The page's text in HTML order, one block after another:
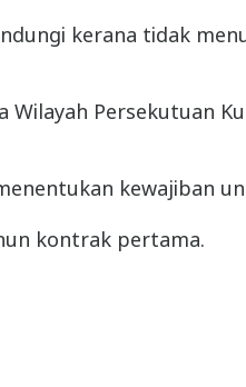
kerana tidak
Persekutuan
kewajiban
kontrak pertama.